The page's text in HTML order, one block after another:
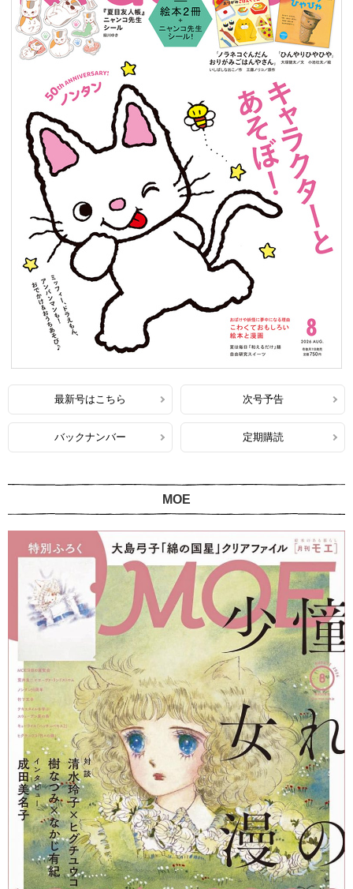
最新号はこちら 次号予告
バックナンバー 定期購読
MOE